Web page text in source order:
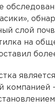
слой
на
компанией